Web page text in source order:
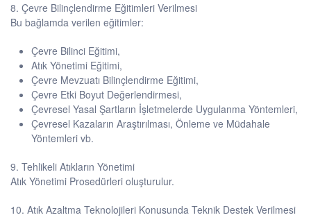
8. Çevre Bilinçlendirme Eğitimleri Verilmesi
Bu bağlamda verilen eğitimler:
Çevre Bilinci Eğitimi,
Atık Yönetimi Eğitimi,
Çevre Mevzuatı Bilinçlendirme Eğitimi,
Çevre Etki Boyut Değerlendirmesi,
Çevresel Yasal Şartların İşletmelerde Uygulanma Yöntemleri,
Çevresel Kazaların Araştırılması, Önleme ve Müdahale
Yöntemleri vb.
9. Tehlikeli Atıkların Yönetimi
Atık Yönetimi Prosedürleri oluşturulur.
10. Atık Azaltma Teknolojileri Konusunda Teknik Destek Verilmesi